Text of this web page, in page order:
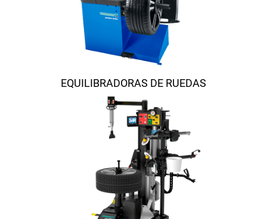
EQUILIBRADORAS DE RUEDAS